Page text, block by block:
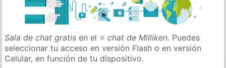
Sala de chat gratis en el ⭐chat de Milliken. Puedes
seleccionar tu acceso en versión Flash o en versión
Celular, en función de tu dispositivo.